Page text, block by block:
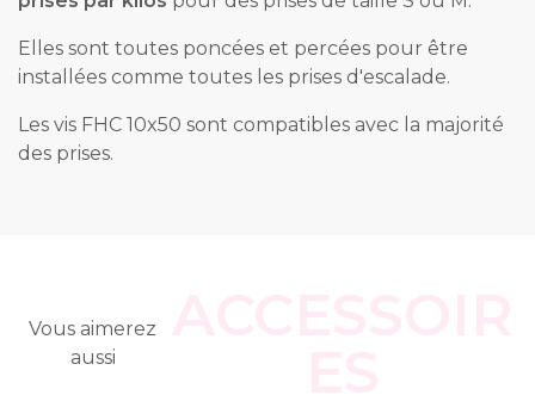
Elles sont toutes poncées et percées pour être
installées comme toutes les prises d'escalade.
Les vis FHC 10x50 sont compatibles avec la majorité
des prises.
Vous aimerez
aussi